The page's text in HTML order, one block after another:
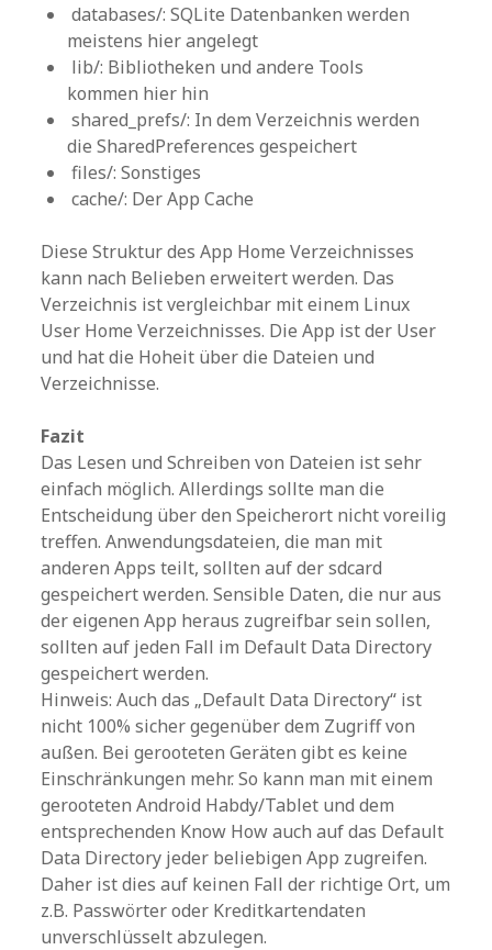
databases/: SQLite Datenbanken werden
meistens hier angelegt
lib/: Bibliotheken und andere Tools
kommen hier hin
shared_prefs/: In dem Verzeichnis werden
die SharedPreferences gespeichert
files/: Sonstiges
cache/: Der App Cache
Diese Struktur des App Home Verzeichnisses
kann nach Belieben erweitert werden. Das
Verzeichnis ist vergleichbar mit einem Linux
User Home Verzeichnisses. Die App ist der User
und hat die Hoheit über die Dateien und
Verzeichnisse.
Fazit
Das Lesen und Schreiben von Dateien ist sehr
einfach möglich. Allerdings sollte man die
Entscheidung über den Speicherort nicht voreilig
treffen. Anwendungsdateien, die man mit
anderen Apps teilt, sollten auf der sdcard
gespeichert werden. Sensible Daten, die nur aus
der eigenen App heraus zugreifbar sein sollen,
sollten auf jeden Fall im Default Data Directory
gespeichert werden.
Hinweis: Auch das „Default Data Directory“ ist
nicht 100% sicher gegenüber dem Zugriff von
außen. Bei gerooteten Geräten gibt es keine
Einschränkungen mehr. So kann man mit einem
gerooteten Android Habdy/Tablet und dem
entsprechenden Know How auch auf das Default
Data Directory jeder beliebigen App zugreifen.
Daher ist dies auf keinen Fall der richtige Ort, um
z.B. Passwörter oder Kreditkartendaten
unverschlüsselt abzulegen.